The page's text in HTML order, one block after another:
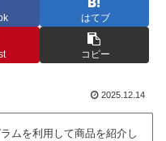
はてブ
コピー
2025.12.14
ムを利用して商品を紹介し